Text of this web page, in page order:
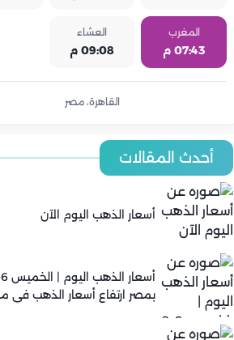
المغرب
07:43 م
العشاء
09:08 م
القاهرة، مصر
أحدث المقالات
أسعار الذهب اليوم الآن
بمصر ارتفاع أسعار الذهب في